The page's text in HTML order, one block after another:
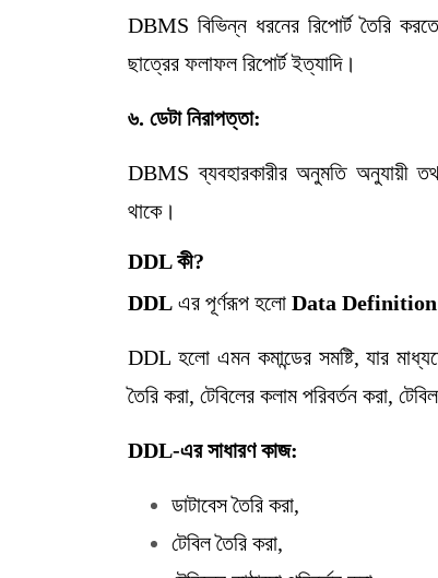
DBMS বিভিন্ন ধরনের রিপোর্ট তৈরি
ছাত্রের ফলাফল রিপোর্ট ইত্যাদি।
৬. ডেটা নিরাপত্তা:
DBMS ব্যবহারকারীর অনুমতি অনুযায়ী
থাকে।
DDLকী?
DDL এর পূর্ণরূপ হলো Data
DDL হলো এমন কমান্ডের সমষ্টি, যার
তৈরি করা, টেবিলের কলাম পরিবর্তন করা,
DDL-এর সাধারণ কাজ:
ডাটাবেস তৈরি করা,
টেবিল তৈরি করা,